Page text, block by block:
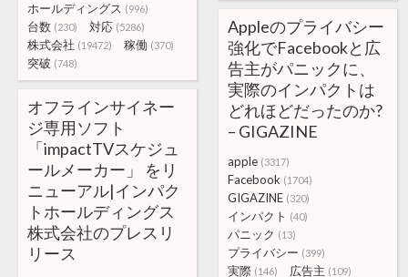
ホールディングス (996)
台数 (230) 対応 (5286)
株式会社 (19472) 稼働 (370)
突破 (748)
Appleのプライバシー
強化でFacebookと広
告主がパニックに、
実際のインパクトは
どれほどだったのか?
– GIGAZINE
apple (3317)
Facebook (1704)
GIGAZINE (320)
インパクト (40)
パニック (13)
プライバシー (399)
実際 (146) 広告主 (109)
オフラインサイネー
ジ専用ソフト
「impactTVスケジュ
ールメーカー」 をリ
ニューアル|インパク
トホールディングス
株式会社のプレスリ
リース